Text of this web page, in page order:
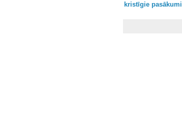
kristīgie pasākumi